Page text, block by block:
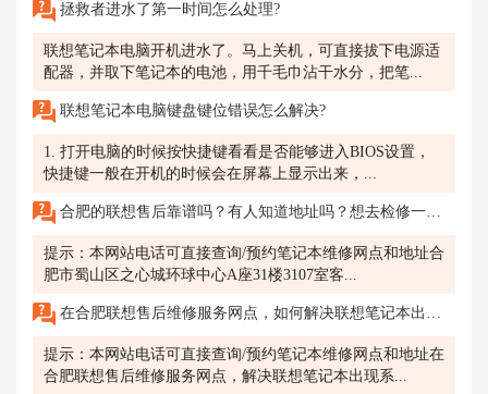
拯救者进水了第一时间怎么处理?
联想笔记本电脑开机进水了。马上关机，可直接拔下电源适
配器，并取下笔记本的电池，用千毛巾沾干水分，把笔...
联想笔记本电脑键盘键位错误怎么解决?
1. 打开电脑的时候按快捷键看看是否能够进入BIOS设置，
快捷键一般在开机的时候会在屏幕上显示出来，...
合肥的联想售后靠谱吗？有人知道地址吗？想去检修一下电脑，最近使用老是有各种问题。
提示：本网站电话可直接查询/预约笔记本维修网点和地址合
肥市蜀山区之心城环球中心A座31楼3107室客...
在合肥联想售后维修服务网点，如何解决联想笔记本出现系统崩溃无法启动的问题?
提示：本网站电话可直接查询/预约笔记本维修网点和地址在
合肥联想售后维修服务网点，解决联想笔记本出现系...